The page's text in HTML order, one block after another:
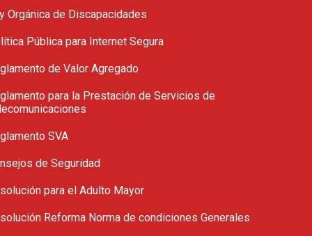
Orgánica de Discapacidades
Pública para Internet Segura
de Valor Agregado
para la Prestación de Servicios de
SVA
de Seguridad
para el Adulto Mayor
Reforma Norma de condiciones Generales